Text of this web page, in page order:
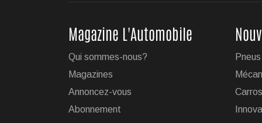
...
Jul
Le
Magazine L'Automobile
Qui sommes-nous?
Magazines
Annoncez-vous
Abonnement
Pneus